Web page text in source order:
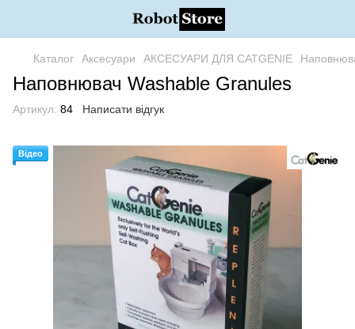
Каталог Аксесуари АКСЕСУАРИ ДЛЯ CATGENIE
Наповнювач Washable Granules
Артикул: 84 Написати відгук
Відео